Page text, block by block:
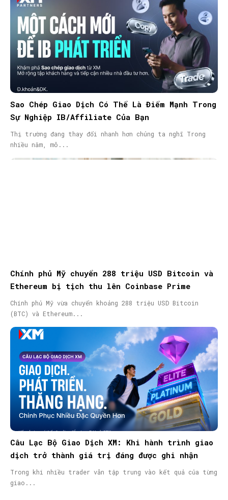
Sao Chép Giao Dịch Có Thể Là Điểm Mạnh Trong
Sự Nghiệp IB/Affiliate Của Bạn
Thị trường đang thay đổi nhanh hơn chúng ta nghĩ Trong
nhiều năm, mô...
Chính phủ Mỹ chuyển 288 triệu USD Bitcoin và
Ethereum bị tịch thu lên Coinbase Prime
Chính phủ Mỹ vừa chuyển khoảng 288 triệu USD Bitcoin
(BTC) và Ethereum...
Câu Lạc Bộ Giao Dịch XM: Khi hành trình giao
dịch trở thành giá trị đáng được ghi nhận
Trong khi nhiều trader vẫn tập trung vào kết quả của từng
giao...